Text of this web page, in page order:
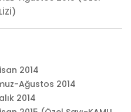
2014
Ağustos 2014
2014